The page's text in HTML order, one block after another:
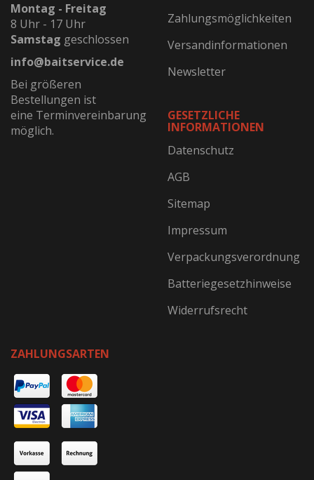
Montag - Freitag
8 Uhr - 17 Uhr
Samstag geschlossen
info@baitservice.de
Bei größeren
Bestellungen ist
eine Terminvereinbarung
möglich.
Zahlungsmöglichkeiten
Versandinformationen
Newsletter
GESETZLICHE
INFORMATIONEN
Datenschutz
AGB
Sitemap
Impressum
Verpackungsverordnung
Batteriegesetzhinweise
Widerrufsrecht
ZAHLUNGSARTEN